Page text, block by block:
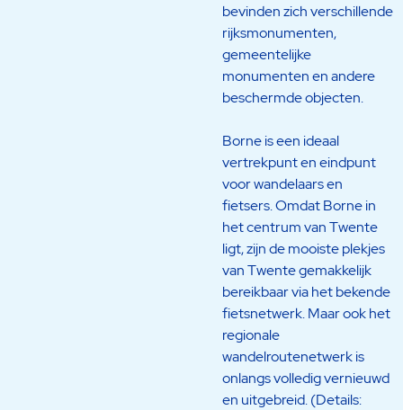
bevinden zich verschillende
rijksmonumenten,
gemeentelijke
monumenten en andere
beschermde objecten.
Borne is een ideaal
vertrekpunt en eindpunt
voor wandelaars en
fietsers. Omdat Borne in
het centrum van Twente
ligt, zijn de mooiste plekjes
van Twente gemakkelijk
bereikbaar via het bekende
fietsnetwerk. Maar ook het
regionale
wandelroutenetwerk is
onlangs volledig vernieuwd
en uitgebreid. (Details: